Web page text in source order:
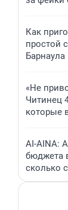
Как
простой
Барнаула
«Не
Читинец
которые
AI-AINA:
бюджета
сколько